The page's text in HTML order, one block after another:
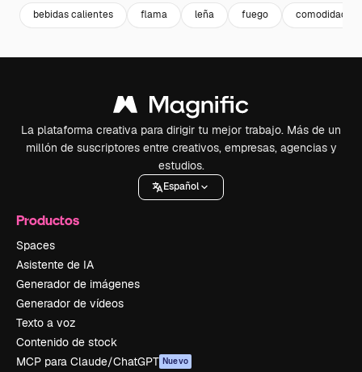
bebidas calientes flama leña fuego comodidad
La plataforma creativa para dirigir tu mejor trabajo. Más de un
millón de suscriptores entre creativos, empresas, agencias y
estudios.
Español
Productos
Spaces
Asistente de IA
Generador de imágenes
Generador de vídeos
Texto a voz
Contenido de stock
MCP para Claude/ChatGPT Nuevo